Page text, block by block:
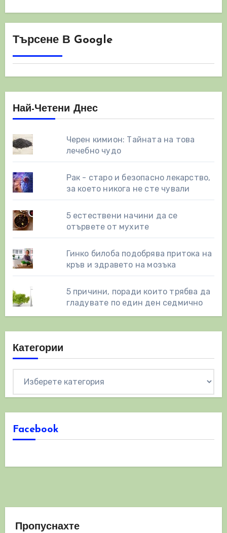
Търсене В Google
Най-Четени Днес
Черен кимион: Тайната на това
лечебно чудо
Рак - старо и безопасно лекарство,
за което никога не сте чували
5 естествени начини да се
отървете от мухите
Гинко билоба подобрява притока на
кръв и здравето на мозъка
5 причини, поради които трябва да
гладувате по един ден седмично
Категории
Facebook
Пропуснахте